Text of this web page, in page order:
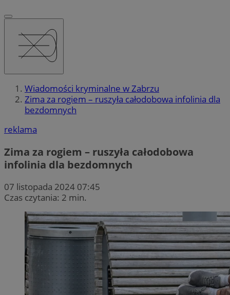
Wiadomości kryminalne w Zabrzu
Zima za rogiem – ruszyła całodobowa infolinia dla
bezdomnych
reklama
Zima za rogiem – ruszyła całodobowa
infolinia dla bezdomnych
07 listopada 2024 07:45
Czas czytania: 2 min.